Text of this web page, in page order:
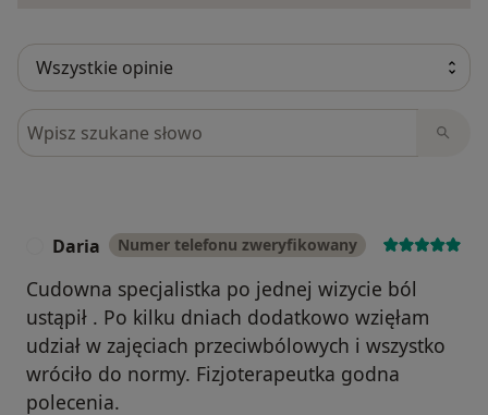
Szukaj w opiniach
Daria Numer telefonu zweryfikowany
Cudowna specjalistka po jednej wizycie ból
ustąpił . Po kilku dniach dodatkowo wzięłam
udział w zajęciach przeciwbólowych i wszystko
wróciło do normy. Fizjoterapeutka godna
polecenia.